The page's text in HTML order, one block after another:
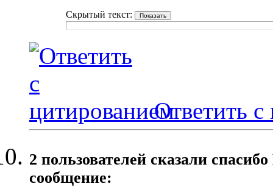
Скрытый текст:
Ответить с
2 пользователей сказали
сообщение: